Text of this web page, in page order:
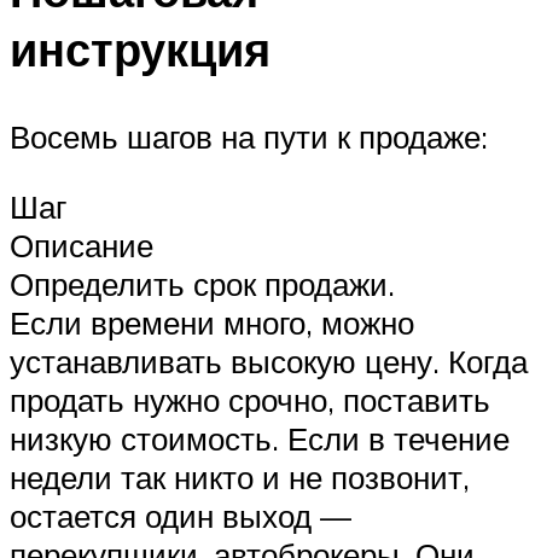
инструкция
Восемь шагов на пути к продаже:
Шаг
Описание
Определить срок продажи.
Если времени много, можно
устанавливать высокую цену. Когда
продать нужно срочно, поставить
низкую стоимость. Если в течение
недели так никто и не позвонит,
остается один выход —